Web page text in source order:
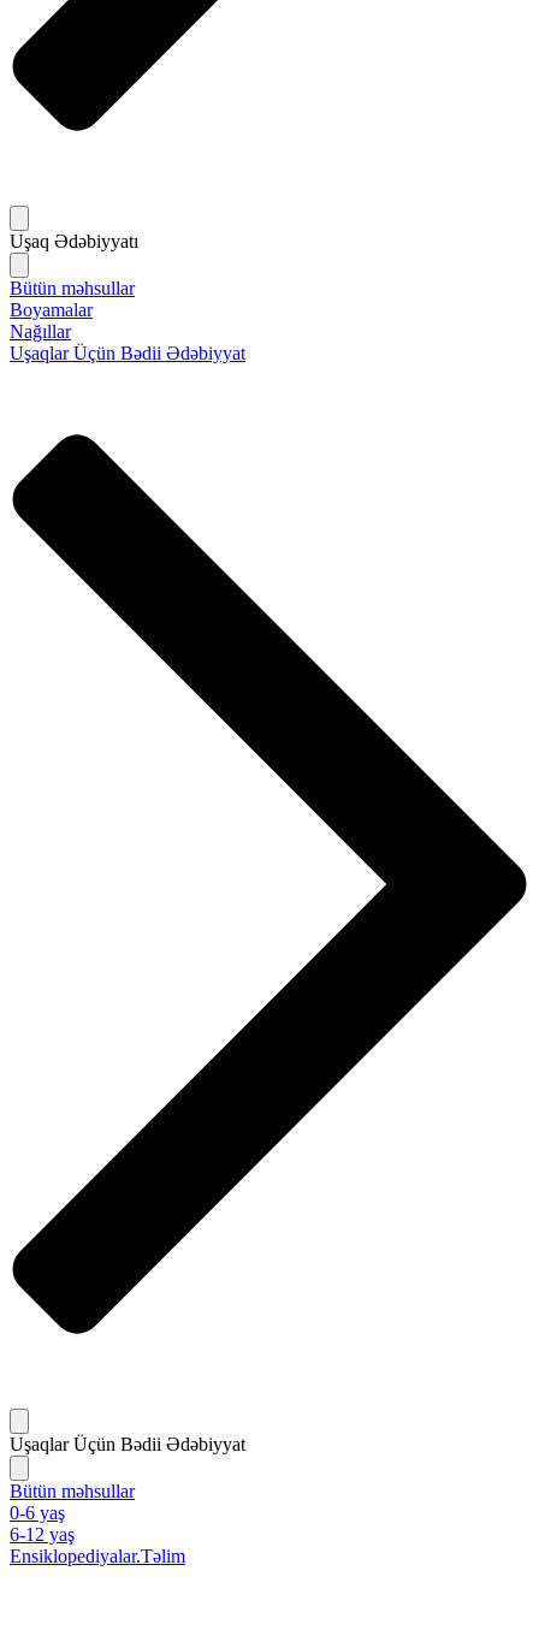
Uşaq Ədəbiyyatı
Bütün məhsullar
Boyamalar
Nağıllar
Uşaqlar Üçün Bədii Ədəbiyyat
Uşaqlar Üçün Bədii Ədəbiyyat
Bütün məhsullar
0-6 yaş
6-12 yaş
Ensiklopediyalar.Təlim